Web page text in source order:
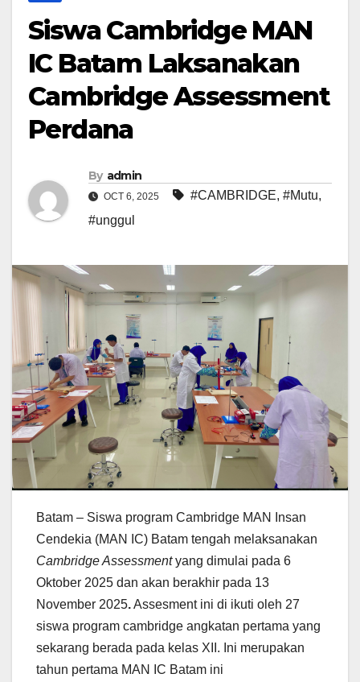
Siswa Cambridge MAN
IC Batam Laksanakan
Cambridge Assessment
Perdana
By admin
OCT 6, 2025 #CAMBRIDGE, #Mutu,
#unggul
Batam – Siswa program Cambridge MAN Insan
Cendekia (MAN IC) Batam tengah melaksanakan
Cambridge Assessmentyang dimulai pada 6
Oktober 2025 dan akan berakhir pada 13
November 2025.Assesment ini di ikuti oleh 27
siswa program cambridge angkatan pertama yang
sekarang berada pada kelas XII. Ini merupakan
tahun pertama MAN IC Batam ini